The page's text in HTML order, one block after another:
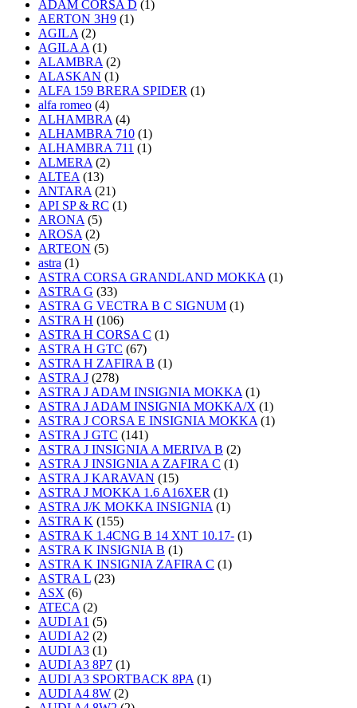
ADAM CORSA D (1)
AERTON 3H9 (1)
AGILA (2)
AGILA A (1)
ALAMBRA (2)
ALASKAN (1)
ALFA 159 BRERA SPIDER (1)
alfa romeo (4)
ALHAMBRA (4)
ALHAMBRA 710 (1)
ALHAMBRA 711 (1)
ALMERA (2)
ALTEA (13)
ANTARA (21)
API SP & RC (1)
ARONA (5)
AROSA (2)
ARTEON (5)
astra (1)
ASTRA CORSA GRANDLAND MOKKA (1)
ASTRA G (33)
ASTRA G VECTRA B C SIGNUM (1)
ASTRA H (106)
ASTRA H CORSA C (1)
ASTRA H GTC (67)
ASTRA H ZAFIRA B (1)
ASTRA J (278)
ASTRA J ADAM INSIGNIA MOKKA (1)
ASTRA J ADAM INSIGNIA MOKKA/X (1)
ASTRA J CORSA E INSIGNIA MOKKA (1)
ASTRA J GTC (141)
ASTRA J INSIGNIA A MERIVA B (2)
ASTRA J INSIGNIA A ZAFIRA C (1)
ASTRA J KARAVAN (15)
ASTRA J MOKKA 1.6 A16XER (1)
ASTRA J/K MOKKA INSIGNIA (1)
ASTRA K (155)
ASTRA K 1.4CNG B 14 XNT 10.17- (1)
ASTRA K INSIGNIA B (1)
ASTRA K INSIGNIA ZAFIRA C (1)
ASTRA L (23)
ASX (6)
ATECA (2)
AUDI A1 (5)
AUDI A2 (2)
AUDI A3 (1)
AUDI A3 8P7 (1)
AUDI A3 SPORTBACK 8PA (1)
AUDI A4 8W (2)